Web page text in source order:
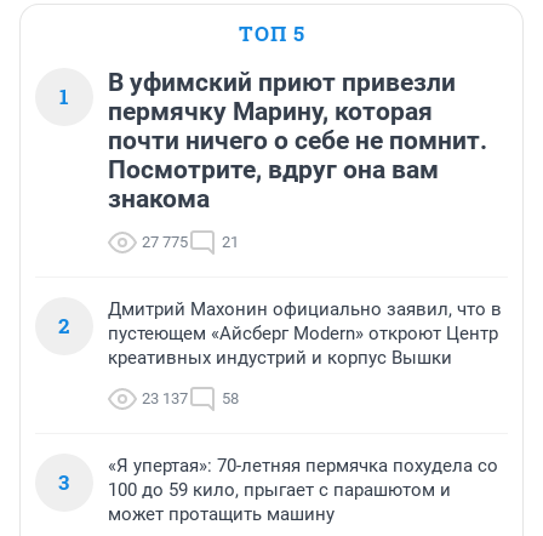
ТОП 5
1
В уфимский приют привезли
пермячку Марину, которая
почти ничего о себе не помнит.
Посмотрите, вдруг она вам
знакома
27 775 21
2
Дмитрий Махонин официально заявил, что в
пустеющем «Айсберг Modern» откроют Центр
креативных индустрий и корпус Вышки
23 137 58
3
«Я упертая»: 70-летняя пермячка похудела со
100 до 59 кило, прыгает с парашютом и
может протащить машину